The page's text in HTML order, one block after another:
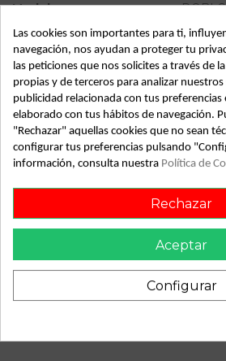
Modelo
- 12.10
Almacén
49349
SubAlmacén
363
SubSubAlmacén
ID: 468362
Recambio de elevalunas delantero
(119) 1.3 16v multijet dynamic com.
16v multijet dynamic com. (55kw) |
Las cookies son importantes para ti,
navegación, nos ayudan a proteger tu
las peticiones que nos solicites a través de
propias y de terceros para analizar
publicidad relacionada con tus preferencias
elaborado con tus hábitos de navegación.
"Rechazar" aquellas cookies que no sean
configurar tus preferencias pulsando
información, consulta nuestra Política de
Rechazar
Aceptar
Configurar